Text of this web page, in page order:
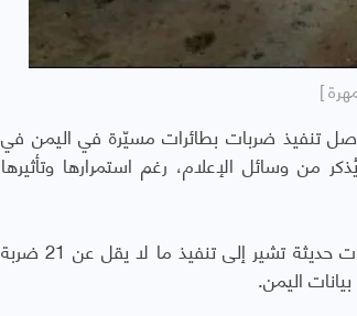
]
تنفيذ ضربات بطائرات مسيّرة في اليمن في
من وسائل الإعلام، رغم استمرارها وتأثيرها
وترجمه الموقع بوست أن بيانات حديثة تشير إلى تنفيذ ما لا يقل عن 21 ضربة
اليمن.